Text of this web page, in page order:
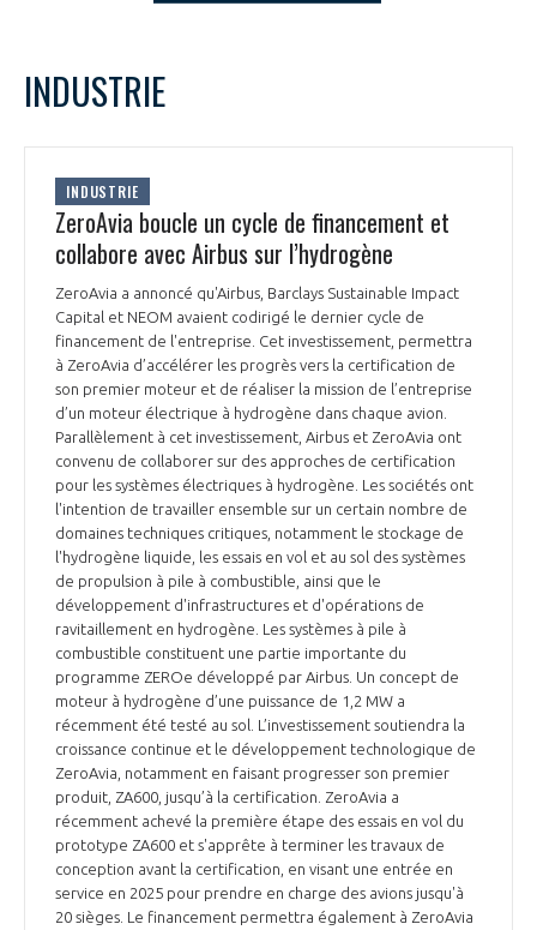
LE GIFAS
NOTRE VISION
NOS MISSIONS
NOTRE HISTOIRE
ORGANISATION
LE CONSEIL DU GIFAS
L’ÉQUIPE DU GIFAS
NOS RÉSEAUX À L'INTERNATIONAL
FONCTIONNEMENT
GEADS
COMITÉ AERO PME
STARTAIR
COMMISSIONS ET COMITÉS
ACCOMPAGNEMENT DE NOS ADHÉRENTS
LES PROGRAMMES DU GIFAS
UN ÉCOSYSTÈME INTÉGRÉ ET COHÉRENT
POURQUOI DEVENIR MEMBRE ?
LA MÉDIATION
LA MÉDIATION DANS LA FILIÈRE AÉRONAUTIQUE ET SPATIALE
LE MÉDIATEUR DE LA FILIÈRE AÉRONAUTIQUE ET SPATIALE
MÉDIATION ET CHARTE D’ENGAGEMENT SUR LES RELATIONS ENTRE
CLIENTS ET FOURNISSEURS
LA MÉDIATION AU-DELÀ DE LA FILIÈRE AÉRONAUTIQUE ET SPATIALE
PRENDRE CONTACT AVEC LE MÉDIATEUR DE LA FILIÈRE
LE SALON DU BOURGET
L'OBSERVATOIRE
CHIFFRES CLÉS
LES ENJEUX
COMPÉTITIVITÉ
EMPLOI & FORMATION
LES PUBLICATIONS
DOCUMENTS & BROCHURES
L
1 2
3
13
19 22
28
INDUSTRIE
INDUSTRIE
ZeroAvia boucle un cycle de financement et
collabore avec Airbus sur l’hydrogène
ZeroAvia a annoncé qu'Airbus, Barclays Sustainable Impact
Capital et NEOM avaient codirigé le dernier cycle de
financement de l'entreprise. Cet investissement, permettra
à ZeroAvia d’accélérer les progrès vers la certification de
son premier moteur et de réaliser la mission de l’entreprise
d’un moteur électrique à hydrogène dans chaque avion.
Parallèlement à cet investissement, Airbus et ZeroAvia ont
convenu de collaborer sur des approches de certification
pour les systèmes électriques à hydrogène. Les sociétés ont
l'intention de travailler ensemble sur un certain nombre de
domaines techniques critiques, notamment le stockage de
l'hydrogène liquide, les essais en vol et au sol des systèmes
de propulsion à pile à combustible, ainsi que le
développement d'infrastructures et d'opérations de
ravitaillement en hydrogène. Les systèmes à pile à
combustible constituent une partie importante du
programme ZEROe développé par Airbus. Un concept de
moteur à hydrogène d’une puissance de 1,2 MW a
récemment été testé au sol. L’investissement soutiendra la
croissance continue et le développement technologique de
ZeroAvia, notamment en faisant progresser son premier
produit, ZA600, jusqu’à la certification. ZeroAvia a
récemment achevé la première étape des essais en vol du
prototype ZA600 et s'apprête à terminer les travaux de
conception avant la certification, en visant une entrée en
service en 2025 pour prendre en charge des avions jusqu'à
20 sièges. Le financement permettra également à ZeroAvia
votre réseau au sein d’un écosystème intégré et
Découvrez les avantages d'adhérer au GIFAS.
Rencontres, salons, données sectorielles,
programmes ...
DEMANDE D’ADHÉSION
OUI NON